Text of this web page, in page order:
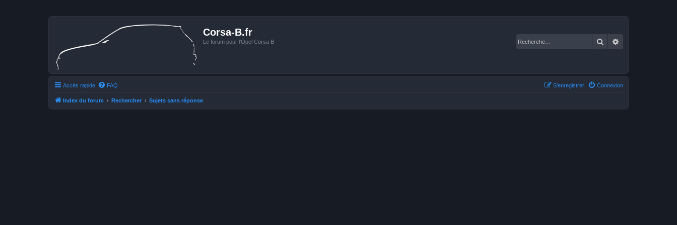
Corsa-B.fr
Le forum pour l'Opel Corsa B Rechercher
Accès rapide FAQ Connexion
S’enregistrer
Index du forum Rechercher Sujets sans réponse